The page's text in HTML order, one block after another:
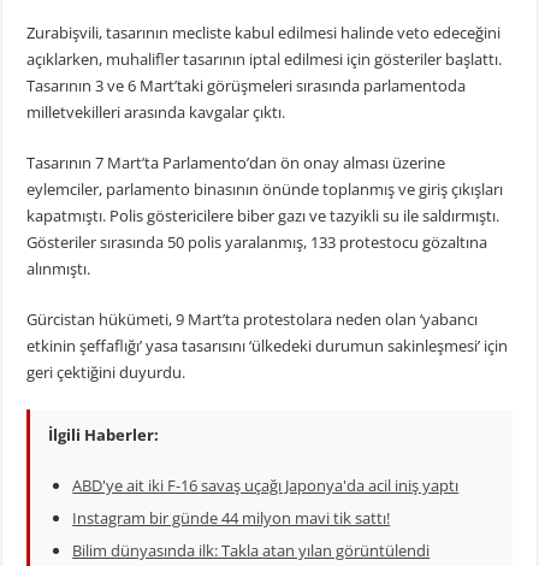
Zurabişvili, tasarının mecliste kabul edilmesi halinde veto edeceğini
açıklarken, muhalifler tasarının iptal edilmesi için gösteriler başlattı.
Tasarının 3 ve 6 Mart’taki görüşmeleri sırasında parlamentoda
milletvekilleri arasında kavgalar çıktı.
Tasarının 7 Mart’ta Parlamento’dan ön onay alması üzerine
eylemciler, parlamento binasının önünde toplanmış ve giriş çıkışları
kapatmıştı. Polis göstericilere biber gazı ve tazyikli su ile saldırmıştı.
Gösteriler sırasında 50 polis yaralanmış, 133 protestocu gözaltına
alınmıştı.
Gürcistan hükümeti, 9 Mart’ta protestolara neden olan ‘yabancı
etkinin şeffaflığı’ yasa tasarısını ‘ülkedeki durumun sakinleşmesi’ için
geri çektiğini duyurdu.
İlgili Haberler:
ABD'ye ait iki F-16 savaş uçağı Japonya'da acil iniş yaptı
Instagram bir günde 44 milyon mavi tik sattı!
Bilim dünyasında ilk: Takla atan yılan görüntülendi